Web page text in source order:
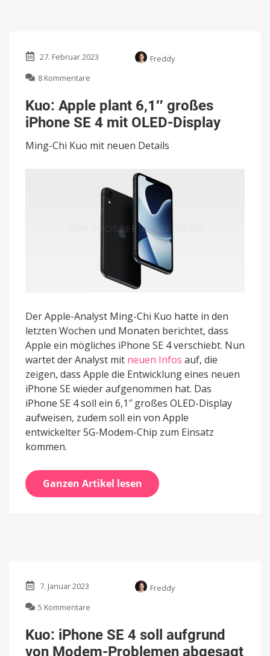
27. Februar 2023
Freddy
8 Kommentare
Apple
plant
6,1″
iPhone
OLED-
Display
Kuo: Apple plant 6,1″ großes
iPhone SE 4 mit OLED-Display
Ming-Chi Kuo mit neuen Details
Der Apple-Analyst Ming-Chi Kuo hatte in den
letzten Wochen und Monaten berichtet, dass
Apple ein mögliches iPhone SE 4 verschiebt. Nun
wartet der Analyst mit neuen Infos auf, die
zeigen, dass Apple die Entwicklung eines neuen
iPhone SE wieder aufgenommen hat. Das
iPhone SE 4 soll ein 6,1″ großes OLED-Display
aufweisen, zudem soll ein von Apple
entwickelter 5G-Modem-Chip zum Einsatz
kommen.
Ganzen Artikel lesen
7. Januar 2023
Freddy
5 Kommentare
iPhone
SE
4
Kuo: iPhone SE 4 soll aufgrund
von Modem-Problemen abgesagt